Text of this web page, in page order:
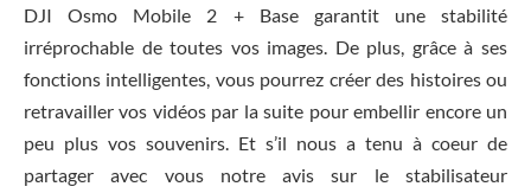
DJI Osmo Mobile 2 + Base garantit une stabilité
irréprochable de toutes vos images. De plus, grâce à ses
fonctions intelligentes, vous pourrez créer des histoires ou
retravailler vos vidéos par la suite pour embellir encore un
peu plus vos souvenirs. Et s’il nous a tenu à coeur de
partager avec vous notre avis sur le stabilisateur